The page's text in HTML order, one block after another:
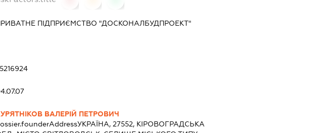
ПІДПРИЄМСТВО "ДОСКОНАЛБУДПРОЕКТ"
ВАЛЕРІЙ ПЕТРОВИЧ
УКРАЇНА, 27552, КІРОВОГРАДСЬКА